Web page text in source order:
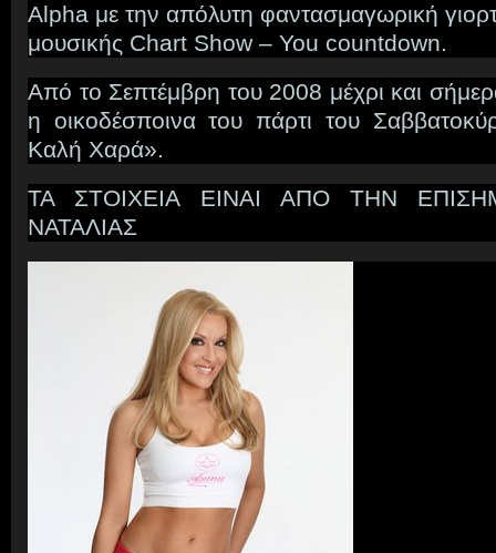
Alpha με την απόλυτη φαντασμαγωρική
μουσικής Chart Show – You countdown.
Από το Σεπτέμβρη του 2008 μέχρι και σήμερα
η οικοδέσποινα του πάρτι του
Καλή Χαρά».
ΤΑ ΣΤΟΙΧΕΙΑ ΕΙΝΑΙ ΑΠΟ ΤΗΝ
ΝΑΤΑΛΙΑΣ